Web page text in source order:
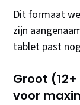
Dit formaat
zijn
tablet past
Groot
voor